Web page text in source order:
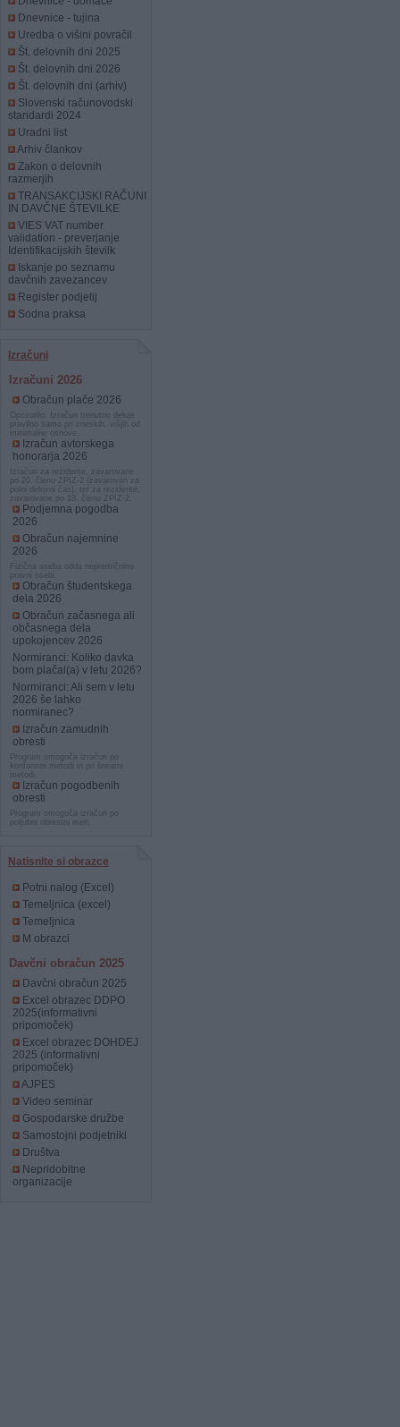
Dnevnice - tujina
Uredba o višini povračil
Št. delovnih dni 2025
Št. delovnih dni 2026
Št. delovnih dni (arhiv)
Slovenski računovodski
standardi 2024
Uradni list
Arhiv člankov
Zakon o delovnih
razmerjih
TRANSAKCIJSKI RAČUNI
IN DAVČNE ŠTEVILKE
VIES VAT number
validation - preverjanje
Identifikacijskih številk
Iskanje po seznamu
davčnih zavezancev
Register podjetij
Sodna praksa
Izračuni
Izračuni 2026
Obračun plače 2026
Opozorilo: Izračun trenutno deluje
pravilno samo pri zneskih, višjih od
minimalne osnove.
Izračun avtorskega
honorarja 2026
Izračun za rezidente, zavarovane
po 20. členu ZPIZ-2 (zavarovan za
polni delovni čas), ter za rezidente,
zavarovane po 18. členu ZPIZ-2.
Podjemna pogodba
2026
Obračun najemnine
2026
Fizična oseba odda nepremičnino
pravni osebi.
Obračun študentskega
dela 2026
Obračun začasnega ali
občasnega dela
upokojencev 2026
Normiranci: Koliko davka
bom plačal(a) v letu 2026?
Normiranci: Ali sem v letu
2026 še lahko
normiranec?
Izračun zamudnih
obresti
Program omogoča izračun po
konformni metodi in po linearni
metodi.
Izračun pogodbenih
obresti
Program omogoča izračun po
poljubni obrestni meri.
Natisnite si obrazce
Potni nalog (Excel)
Temeljnica (excel)
Temeljnica
M obrazci
Davčni obračun 2025
Davčni obračun 2025
Excel obrazec DDPO
2025(informativni
pripomoček)
Excel obrazec DOHDEJ
2025 (informativni
pripomoček)
AJPES
Video seminar
Gospodarske družbe
Samostojni podjetniki
Društva
Nepridobitne
organizacije